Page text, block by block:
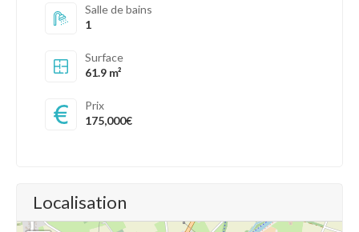
Salle de bains
1
Surface
61.9 m²
Prix
175,000€
Localisation